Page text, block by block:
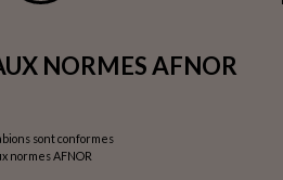
NORMES AFNOR
sont conformes
normes AFNOR